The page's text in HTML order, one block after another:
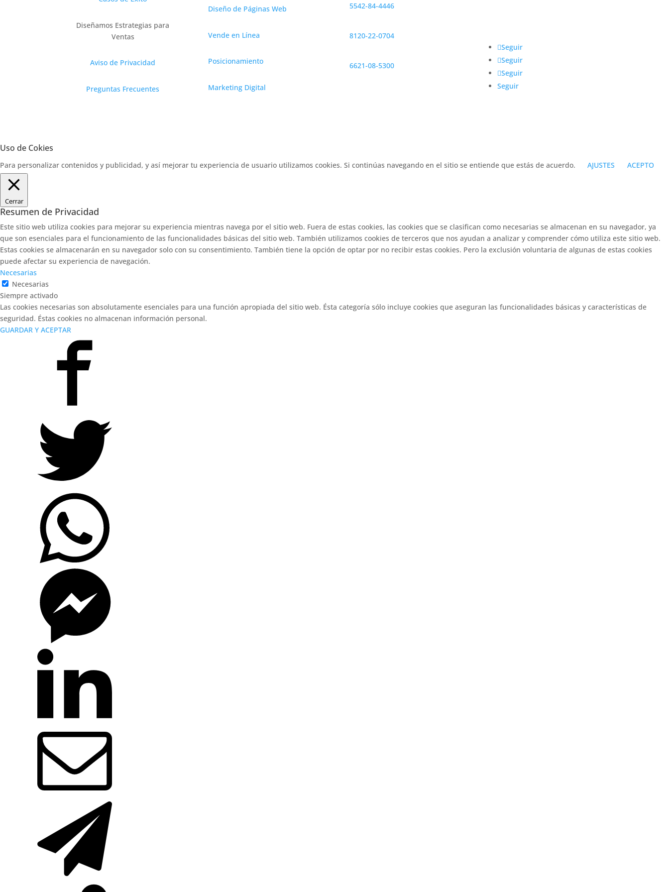
Diseñamos Estrategias para
Ventas
Aviso de Privacidad
Preguntas Frecuentes
Diseño de Páginas Web
Vende en Línea
Posicionamiento
Marketing Digital
5542-84-4446
8120-22-0704
6621-08-5300
Seguir
Seguir
Seguir
Seguir
Uso de Cokies
Para personalizar contenidos y publicidad, y así mejorar tu experiencia de usuario utilizamos cookies. Si continúas navegando en el sitio se entiende que estás de acuerdo. AJUSTES ACEPTO
Cerrar
Resumen de Privacidad
Este sitio web utiliza cookies para mejorar su experiencia mientras navega por el sitio web. Fuera de estas cookies, las cookies que se clasifican como necesarias se almacenan en su navegador, ya
que son esenciales para el funcionamiento de las funcionalidades básicas del sitio web. También utilizamos cookies de terceros que nos ayudan a analizar y comprender cómo utiliza este sitio web.
Estas cookies se almacenarán en su navegador solo con su consentimiento. También tiene la opción de optar por no recibir estas cookies. Pero la exclusión voluntaria de algunas de estas cookies
puede afectar su experiencia de navegación.
Necesarias
Necesarias
Siempre activado
Las cookies necesarias son absolutamente esenciales para una función apropiada del sitio web. Ésta categoría sólo incluye cookies que aseguran las funcionalidades básicas y características de
seguridad. Éstas cookies no almacenan información personal.
GUARDAR Y ACEPTAR